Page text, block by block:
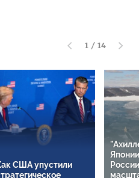
1 / 14
США упустили